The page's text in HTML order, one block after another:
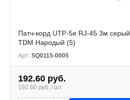
Патч-корд UTP-5e RJ-45 3м серый
TDM Народый (5)
Арт: SQ0115-0005
192.60 руб.
192.60 руб. / шт.